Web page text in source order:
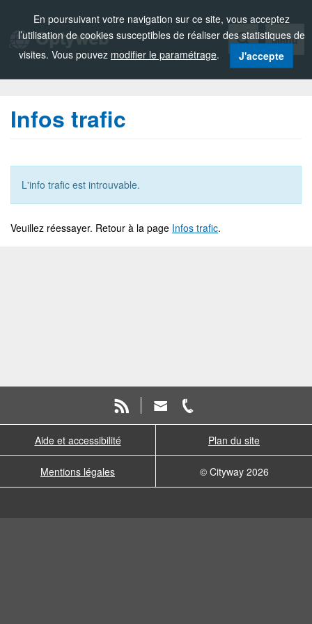
En poursuivant votre navigation sur ce site, vous acceptez
l’utilisation de cookies susceptibles de réaliser des statistiques de
visites. Vous pouvez modifier le paramétrage. J'accepte
Menu
Infos trafic
L'info trafic est introuvable.
Veuillez réessayer. Retour à la page Infos trafic.
Aide et accessibilité Plan du site
Mentions légales © Cityway 2026